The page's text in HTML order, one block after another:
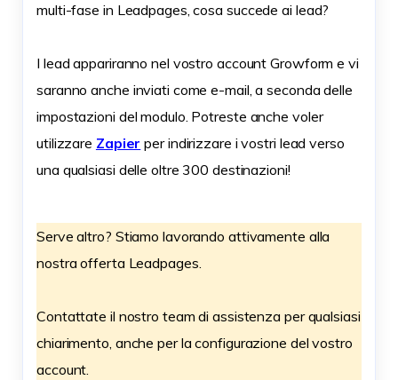
multi-fase in Leadpages, cosa succede ai lead?
I lead appariranno nel vostro account Growform e vi
saranno anche inviati come e-mail, a seconda delle
impostazioni del modulo. Potreste anche voler
utilizzare Zapier per indirizzare i vostri lead verso
una qualsiasi delle oltre 300 destinazioni!
Serve altro? Stiamo lavorando attivamente alla
nostra offerta Leadpages.
Contattate il nostro team di assistenza per qualsiasi
chiarimento, anche per la configurazione del vostro
account.